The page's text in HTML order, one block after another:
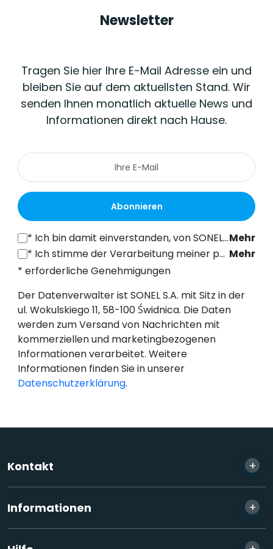
Newsletter
Tragen Sie hier Ihre E-Mail Adresse ein und
bleiben Sie auf dem aktuellsten Stand. Wir
senden Ihnen monatlich aktuelle News und
Informationen direkt nach Hause.
Abonnieren
* Ich bin damit einverstanden, von SONEL S.A. mit Sitz in der ul. Wokulskiego 11, 58-100 Świdnica, kommerzielle Informationen auf elektronischem Wege (an die angegebene E-Mail-Adresse) zu Marketingzwecken gemäß Art. 398 des Gesetzes vom 12. Juli 2024 über das Recht der elektronischen Kommunikation zu erhalten. Mehr
* Ich stimme der Verarbeitung meiner personenbezogenen Daten (E-Mail-Adresse) durch SONEL S.A. mit Sitz in ul. Wokulskiego 11, 58-100 Świdnica, zum Zwecke des Versands eines Newsletters mit kommerziellen und marketingbezogenen Informationen gemäß Art. 6 Abs. 1 Buchstabe a) der Datenschutz-Grundverordnung (DSGVO).
Mehr
* erforderliche Genehmigungen
Der Datenverwalter ist SONEL S.A. mit Sitz in der
ul. Wokulskiego 11, 58-100 Świdnica. Die Daten
werden zum Versand von Nachrichten mit
kommerziellen und marketingbezogenen
Informationen verarbeitet. Weitere
Informationen finden Sie in unserer
Datenschutzerklärung.
Kontakt +
Informationen +